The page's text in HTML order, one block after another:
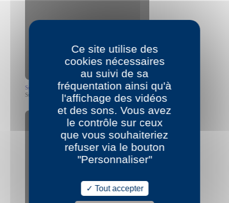
Suzanne Doppelt
Suzanne Doppelt Flip Box
YouTube is disabled. Allow
Ce site utilise des
cookies nécessaires
au suivi de sa
fréquentation ainsi qu'à
l'affichage des vidéos
et des sons. Vous avez
le contrôle sur ceux
que vous souhaiteriez
refuser via le bouton
"Personnaliser"
Tout accepter